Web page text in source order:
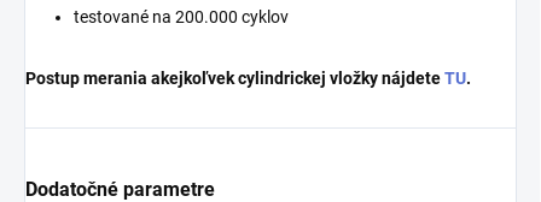
testované na 200.000 cyklov
Postup merania akejkoľvek cylindrickej vložky nájdeteTU.
Dodatočné parametre